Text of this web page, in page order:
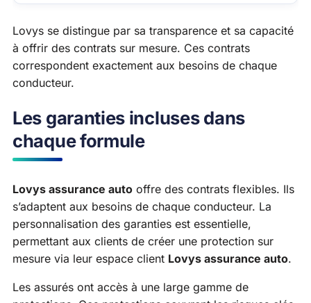
Lovys se distingue par sa transparence et sa capacité
à offrir des contrats sur mesure. Ces contrats
correspondent exactement aux besoins de chaque
conducteur.
Les garanties incluses dans
chaque formule
Lovys assurance auto offre des contrats flexibles. Ils
s’adaptent aux besoins de chaque conducteur. La
personnalisation des garanties est essentielle,
permettant aux clients de créer une protection sur
mesure via leur espace client Lovys assurance auto.
Les assurés ont accès à une large gamme de